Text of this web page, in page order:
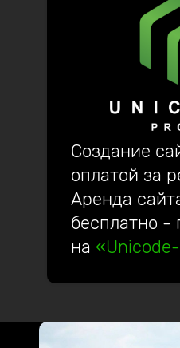
Создание
оплатой за
Аренда
бесплатно -
на